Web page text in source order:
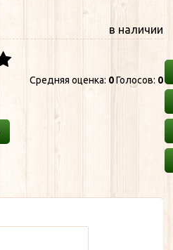
в наличии
Средняя оценка: 0Голосов: 0